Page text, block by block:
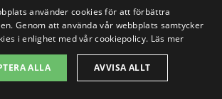
en
för
använder cookies för att förbättra
Genom att använda vår webbplats samtycker
i enlighet med vår cookiepolicy. Läs mer
ALLA AVVISA ALLT